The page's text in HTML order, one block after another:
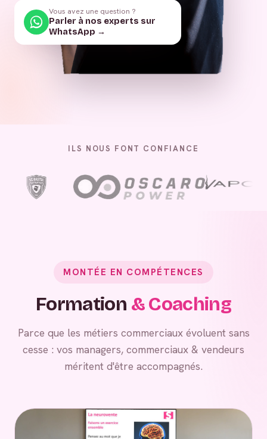
Vous avez une question ?
Parler à nos experts sur
WhatsApp →
ILS NOUS FONT CONFIANCE
MONTÉE EN COMPÉTENCES
Formation & Coaching
Parce que les métiers commerciaux évoluent sans
cesse : vos managers, commerciaux & vendeurs
méritent d'être accompagnés.